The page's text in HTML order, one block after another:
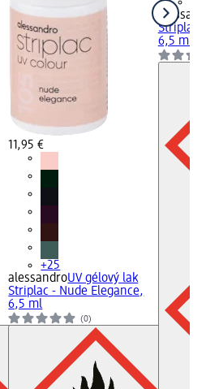
11,95 €
+25
alessandroUV gélový lak
Striplac - Nude Elegance,
6,5 ml
(0)
Striplac
6,5 ml